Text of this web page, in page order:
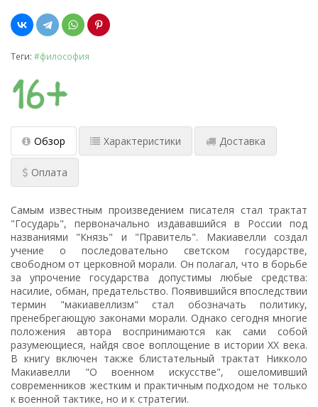
Теги: #философия
Обзор Характеристики Доставка
Оплата
Самым известным произведением писателя стал трактат
"Государь", первоначально издававшийся в России под
названиями "Князь" и "Правитель". Макиавелли создал
учение о последовательно светском государстве,
свободном от церковной морали. Он полагал, что в борьбе
за упрочение государства допустимы любые средства:
насилие, обман, предательство. Появившийся впоследствии
термин "макиавеллизм" стал обозначать политику,
пренебрегающую законами морали. Однако сегодня многие
положения автора воспринимаются как сами собой
разумеющиеся, найдя свое воплощение в истории XX века.
В книгу включен также блистательный трактат Никколо
Макиавелли "О военном искусстве", ошеломивший
современников жестким и практичным подходом не только
к военной тактике, но и к стратегии.